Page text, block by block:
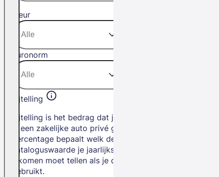
Kleur
Euronorm
Bijtelling
Bijtelling is het bedrag dat je betaalt als
je een zakelijke auto privé gebruikt. Het
percentage bepaalt welk deel van de
cataloguswaarde je jaarlijks bij je
inkomen moet tellen als je de auto privé
gebruikt.